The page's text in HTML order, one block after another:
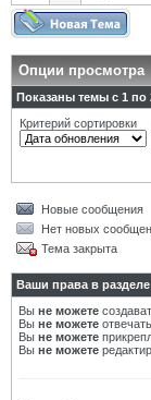
Опции просмотра
Показаны темы с 1 по
Критерий сортировки
Новые сообщения
Нет новых
Тема закрыта
Ваши права в разделе
Вы не можете
Вы не можете
Вы не можете
Вы не можете